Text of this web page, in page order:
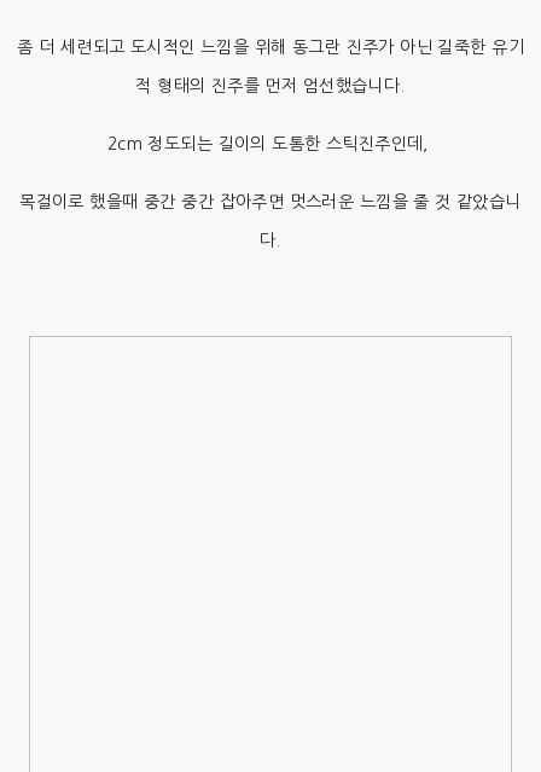
좀 더 세련되고 도시적인 느낌을 위해 동그란 진주가 아닌 길죽한 유기
적 형태의 진주를 먼저 엄선했습니다.
2cm 정도되는 길이의 도톰한 스틱진주인데,
목걸이로 했을때 중간 중간 잡아주면 멋스러운 느낌을 줄 것 같았습니
다.